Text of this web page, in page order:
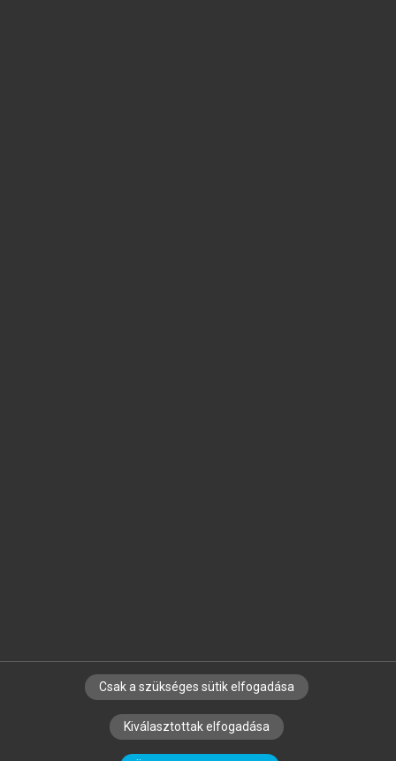
SZERZŐKNEK CÉGEKNEK KÖNYVTÁROSOKNAK
SZERKESZTÉSI ÉS LEKTORÁLÁSI ALAPELVEK
Csak a szükséges sütik elfogadása
Kiválasztottak elfogadása